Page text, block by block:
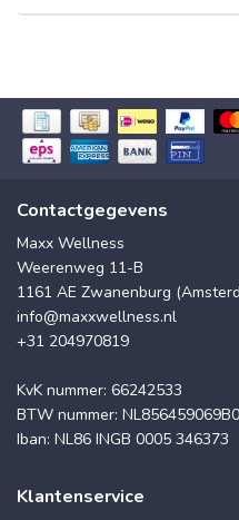
Contactgegevens
Maxx Wellness
Weerenweg 11-B
1161 AE Zwanenburg
info@maxxwellness.nl
+31 204970819
KvK nummer: 66242533
BTW nummer:
Iban: NL86 INGB 0005 346373
Klantenservice